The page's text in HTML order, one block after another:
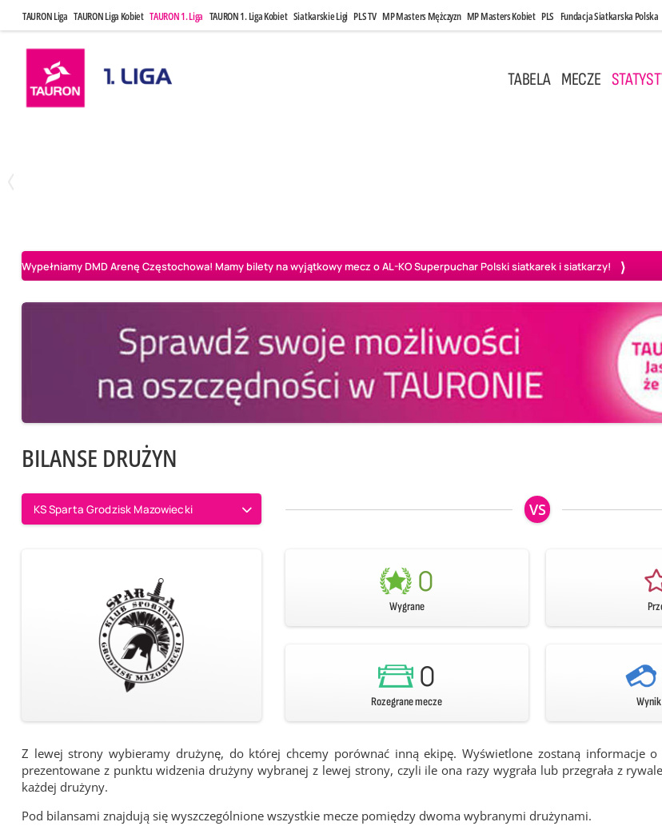
TAURON Liga TAURON Liga Kobiet TAURON 1. Liga TAURON 1. Liga Kobiet Siatkarskie Ligi PLS TV MP Masters Mężczyzn MP Masters Kobiet PLS Fundacja Siatkarska Polska
TABELA MECZE
Wypełniamy DMD Arenę Częstochowa! Mamy bilety na wyjątkowy mecz o AL-KO Superpuchar Polski siatkarek i siatkarzy!
BILANSE DRUŻYN
KS Sparta Grodzisk Mazowiecki VS
0
Wygrane
0
Rozegrane mecze
Z lewej strony wybieramy drużynę, do której chcemy porównać inną ekipę. Wyświetlone zostaną informacje
prezentowane z punktu widzenia drużyny wybranej z lewej strony, czyli ile ona razy wygrała lub przegrała z
każdej drużyny.
Pod bilansami znajdują się wyszczególnione wszystkie mecze pomiędzy dwoma wybranymi drużynami.